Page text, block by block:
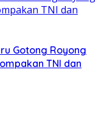
Gotong Royong
TNI dan